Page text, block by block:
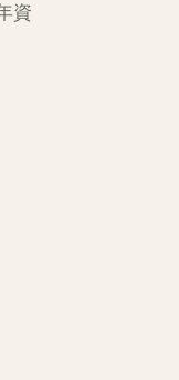
資